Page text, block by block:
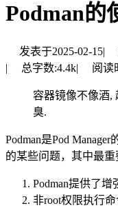
Podman的
发表于2025-02-15|
|
总字数:4.4k| 阅读
容器镜像不像酒,
臭.
Podman是Pod
的某些问题，其中最重
Podman提供了增
非root权限执行